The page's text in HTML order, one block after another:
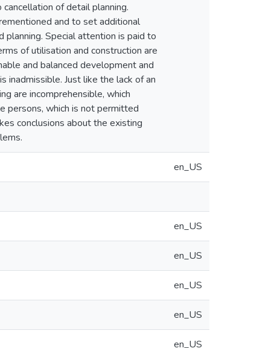
of detail planning.
and to set additional
Special attention is paid to
of utilisation and construction are
and balanced development and
inadmissible. Just like the lack of an
are incomprehensible, which
persons, which is not permitted
conclusions about the existing
en_US
en_US
en_US
en_US
en_US
en_US